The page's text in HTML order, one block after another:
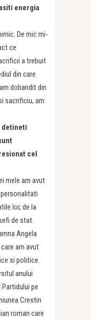
energia
De mic mi-
ce
a trebuit
din care
dobandit din
sacrificiu, am
detineti
cel
mele am avut
lor, de la
de stat.
Angela
am avut
si politice.
anului
pe
Crestin
roman care